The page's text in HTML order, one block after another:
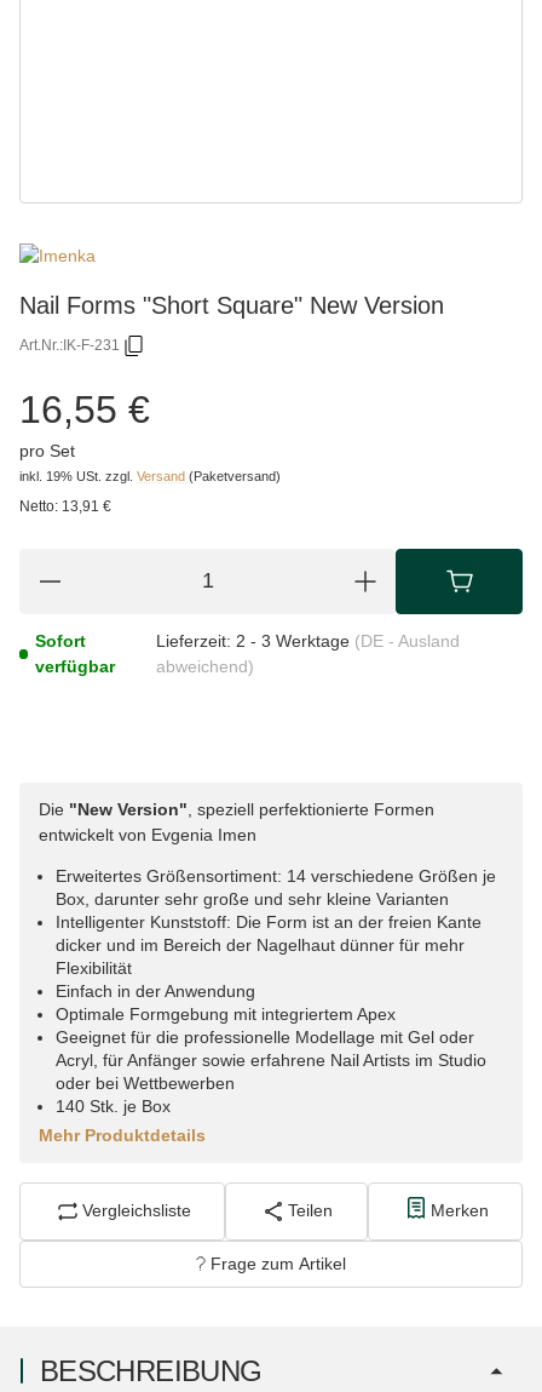
Nail Forms "Short Square" New Version
Art.Nr.: IK-F-231
16,55 €
pro Set
inkl. 19% USt. zzgl. Versand (Paketversand)
Netto: 13,91 €
Sofort
verfügbar
Lieferzeit: 2 - 3 Werktage (DE - Ausland
abweichend)
Die "New Version" , speziell perfektionierte Formen
entwickelt von Evgenia Imen
Erweitertes Größensortiment: 14 verschiedene Größen je
Box, darunter sehr große und sehr kleine Varianten
Intelligenter Kunststoff: Die Form ist an der freien Kante
dicker und im Bereich der Nagelhaut dünner für mehr
Flexibilität
Einfach in der Anwendung
Optimale Formgebung mit integriertem Apex
Geeignet für die professionelle Modellage mit Gel oder
Acryl, für Anfänger sowie erfahrene Nail Artists im Studio
oder bei Wettbewerben
140 Stk. je Box
Mehr Produktdetails
Vergleichsliste Teilen Merken
Frage zum Artikel
BESCHREIBUNG